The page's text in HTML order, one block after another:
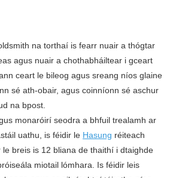
na torthaí is fearr nuair a thógtar
agus nuair a chothabháiltear i gceart
ceart le bileog agus sreang níos glaine
sé ath-obair, agus coinníonn sé aschur
na bpost.
monaróirí seodra a bhfuil trealamh ar
uathu, is féidir le Hasung réiteach
breis is 12 bliana de thaithí i dtaighde
miotail lómhara. Is féidir leis